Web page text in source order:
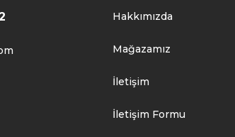
Hakkımızda
Mağazamız
İletişim
İletişim Formu